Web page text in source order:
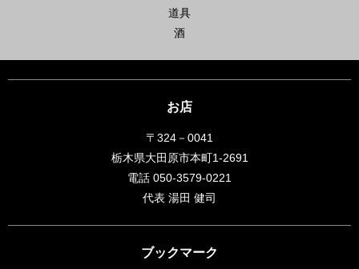
道具
酒
お店
〒324－0041
栃木県大田原市本町1-2691
電話 050-3579-0221
代表 湯田 健司
ブックマーク